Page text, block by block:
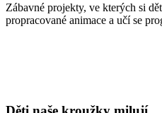
Zábavné projekty, ve kterých si
propracované animace a učí se